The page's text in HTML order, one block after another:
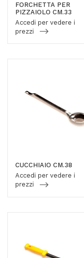
FORCHETTA PER
PIZZAIOLO CM.33
Accedi per vedere i
prezzi
CUCCHIAIO CM.38
Accedi per vedere i
prezzi